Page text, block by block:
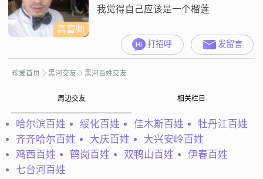
##3002##我
高富帅
我觉得自己应该是一个榴莲
打招呼 发留言
珍爱首页 黑河交友 黑河百姓交友
周边交友 相关栏目
哈尔滨百姓 绥化百姓 佳木斯百姓
牡丹江百姓
齐齐哈尔百姓
大庆百姓
大兴安岭百姓
鸡西百姓
鹤岗百姓 双鸭山百姓
伊春百姓
七台河百姓